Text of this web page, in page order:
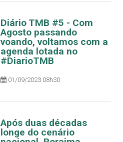
Diário TMB #5 - Com
Agosto passando
voando, voltamos com a
agenda lotada no
#DiarioTMB
01/09/2023 08h30
Após duas décadas
longe do cenário